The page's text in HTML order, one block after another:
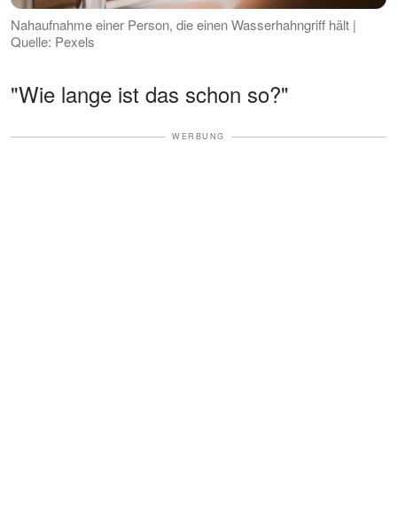
Nahaufnahme einer Person, die einen Wasserhahngriff hält |
Quelle: Pexels
"Wie lange ist das schon so?"
WERBUNG